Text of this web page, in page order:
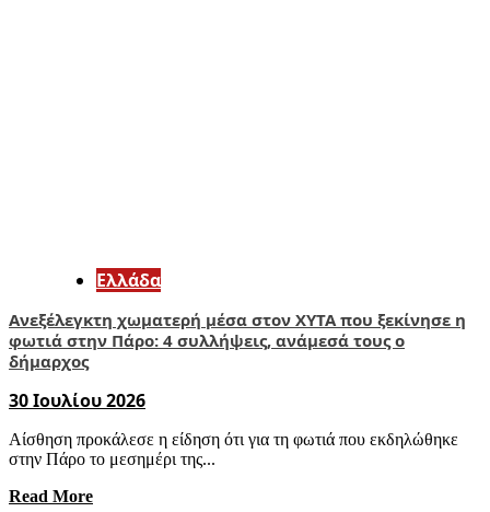
Ελλάδα
Ανεξέλεγκτη χωματερή μέσα στον ΧΥΤΑ που ξεκίνησε η
φωτιά στην Πάρο: 4 συλλήψεις, ανάμεσά τους ο
δήμαρχος
30 Ιουλίου 2026
Αίσθηση προκάλεσε η είδηση ότι για τη φωτιά που εκδηλώθηκε
στην Πάρο το μεσημέρι της...
Read More